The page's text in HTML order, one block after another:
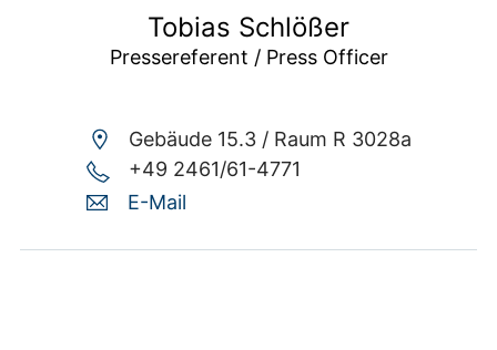
Tobias Schlößer
Pressereferent / Press Officer
Gebäude 15.3 / Raum R 3028a
+49 2461/61-4771
E-Mail